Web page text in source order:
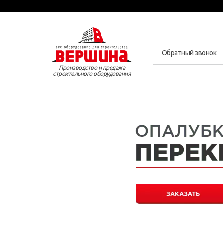
Производство и продажа
строительного оборудования
Обратный звонок